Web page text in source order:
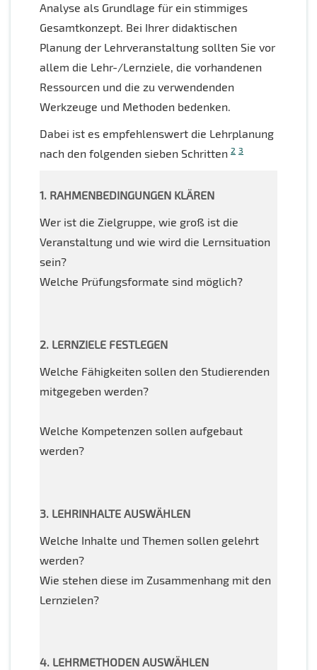
Analyse als Grundlage für ein stimmiges
Gesamtkonzept. Bei Ihrer didaktischen
Planung der Lehrveranstaltung sollten Sie vor
allem die Lehr-/Lernziele, die vorhandenen
Ressourcen und die zu verwendenden
Werkzeuge und Methoden bedenken.
Dabei ist es empfehlenswert die Lehrplanung
nach den folgenden sieben Schritten 2 3
1. RAHMENBEDINGUNGEN KLÄREN
Wer ist die Zielgruppe, wie groß ist die
Veranstaltung und wie wird die Lernsituation
sein?
Welche Prüfungsformate sind möglich?
2. LERNZIELE FESTLEGEN
Welche Fähigkeiten sollen den Studierenden
mitgegeben werden?
Welche Kompetenzen sollen aufgebaut
werden?
3. LEHRINHALTE AUSWÄHLEN
Welche Inhalte und Themen sollen gelehrt
werden?
Wie stehen diese im Zusammenhang mit den
Lernzielen?
4. LEHRMETHODEN AUSWÄHLEN